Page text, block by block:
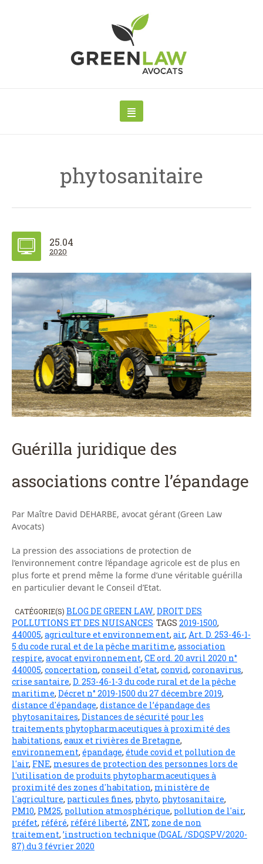
phytosanitaire
25.04
2020
Guérilla juridique des
associations contre l’épandage
Par Maître David DEHARBE, avocat gérant (Green Law
Avocats)
La pression des associations de protection de
l’environnement contre l’épandage agricole est de plus en
plus forte et prend même la forme d’une véritable guérilla
en particulier devant le Conseil d’Etat.
CATÉGORIE(S) BLOG DE GREEN LAW DROIT DES
POLLUTIONS ET DES NUISANCES TAGS 2019-1500,
440005, agriculture et environnement, air, Art. D. 253-46-1-
5 du code rural et de la pêche maritime, association
respire, avocat environnement, CE ord. 20 avril 2020 n°
440005, concertation, conseil d'etat, convid, coronavirus,
crise santaire, D. 253-46-1-3 du code rural et de la pêche
maritime, Décret n° 2019-1500 du 27 décembre 2019,
distance d'épandage, distance de l’épandage des
phytosanitaires, Distances de sécurité pour les
traitements phytopharmaceutiques à proximité des
habitations, eaux et rivières de Bretagne,
environnement, épandage, étude covid et pollution de
l'air, FNE, mesures de protection des personnes lors de
l'utilisation de produits phytopharmaceutiques à
proximité des zones d'habitation, ministère de
l'agriculture, particules fines, phyto, phytosanitaire,
PM10, PM25, pollution atmosphérique, pollution de l'air,
préfet, référé, référé liberté, ZNT, zone de non
traitement, ’instruction technique (DGAL /SDQSPV/2020-
87) du 3 février 2020